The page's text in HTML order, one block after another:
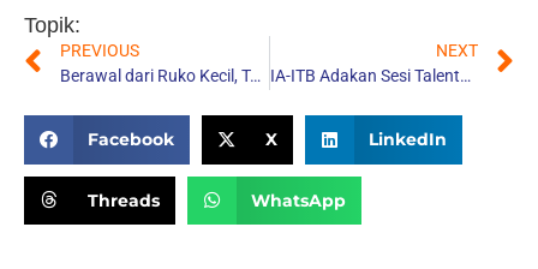
Topik:
PREVIOUS
Berawal dari Ruko Kecil, Torch.id Karya Ben Wirawan Kini Tembus Forbes Asia 100 to Watch 2025
NEXT
IA-ITB Adakan Sesi Talents Mapping untuk Kenali Potensi Unik Alumni Muda, Segera Temukan Milikmu Disini
Share:
Facebook X LinkedIn
Threads WhatsApp